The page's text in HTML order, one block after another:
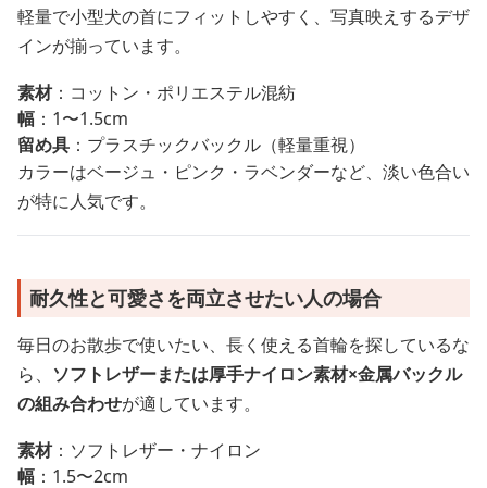
軽量で小型犬の首にフィットしやすく、写真映えするデザ
インが揃っています。
素材：コットン・ポリエステル混紡
幅 ：1〜1.5cm
留め具 ：プラスチックバックル（軽量重視）
カラーはベージュ・ピンク・ラベンダーなど、淡い色合い
が特に人気です。
耐久性と可愛さを両立させたい人の場合
毎日のお散歩で使いたい、長く使える首輪を探しているな
ら、 ソフトレザーまたは厚手ナイロン素材×金属バックル
の組み合わせが適しています。
素材：ソフトレザー・ナイロン
幅 ：1.5〜2cm